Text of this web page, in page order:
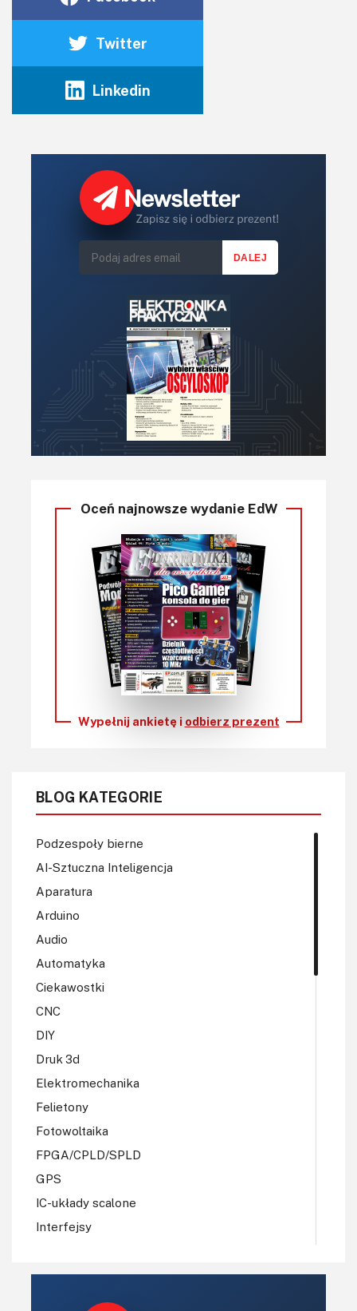
Twitter
Linkedin
Oceń najnowsze wydanie EdW
Wypełnij ankietę i odbierz prezent
BLOG KATEGORIE
Podzespoły bierne
AI-Sztuczna Inteligencja
Aparatura
Arduino
Audio
Automatyka
Ciekawostki
CNC
DIY
Druk 3d
Elektromechanika
Felietony
Fotowoltaika
FPGA/CPLD/SPLD
GPS
IC-układy scalone
Interfejsy
Koła Naukowe